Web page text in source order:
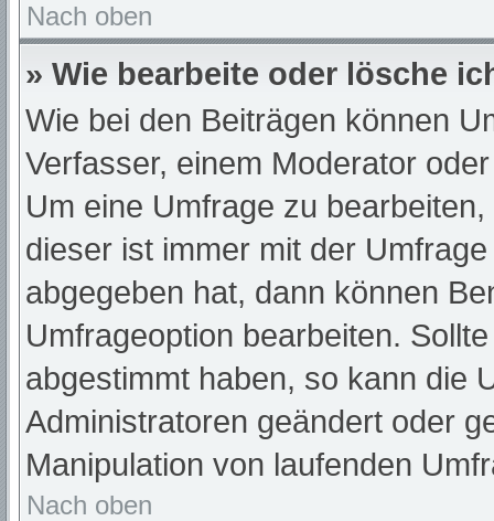
Nach oben
» Wie bearbeite oder lösche
Wie bei den Beiträgen können
Verfasser, einem Moderator
Um eine Umfrage zu
dieser ist immer mit der
abgegeben hat, dann können
Umfrageoption bearbeiten.
abgestimmt haben, so kann die
Administratoren geändert oder
Manipulation von laufenden
Nach oben